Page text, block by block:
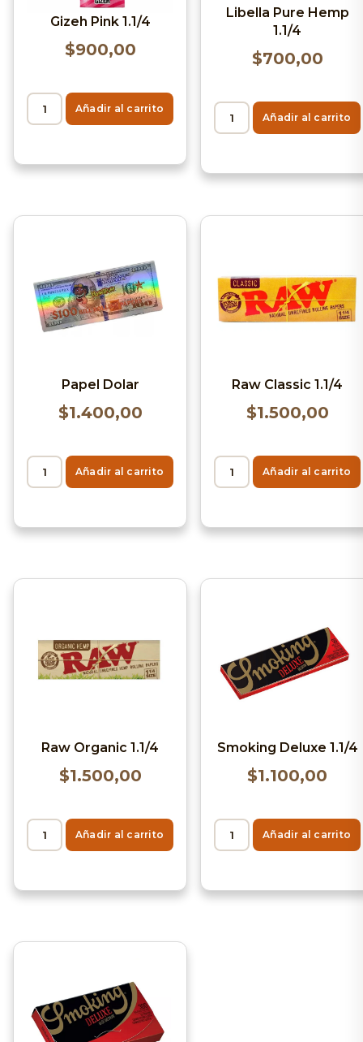
Gizeh Pink 1.1/4
$900,00
Añadir al carrito
Libella Pure Hemp
1.1/4
$700,00
Añadir al carrito
Papel Dolar
$1.400,00
Añadir al carrito
Raw Classic 1.1/4
$1.500,00
Añadir al carrito
Raw Organic 1.1/4
$1.500,00
Añadir al carrito
Smoking Deluxe 1.1/4
$1.100,00
Añadir al carrito